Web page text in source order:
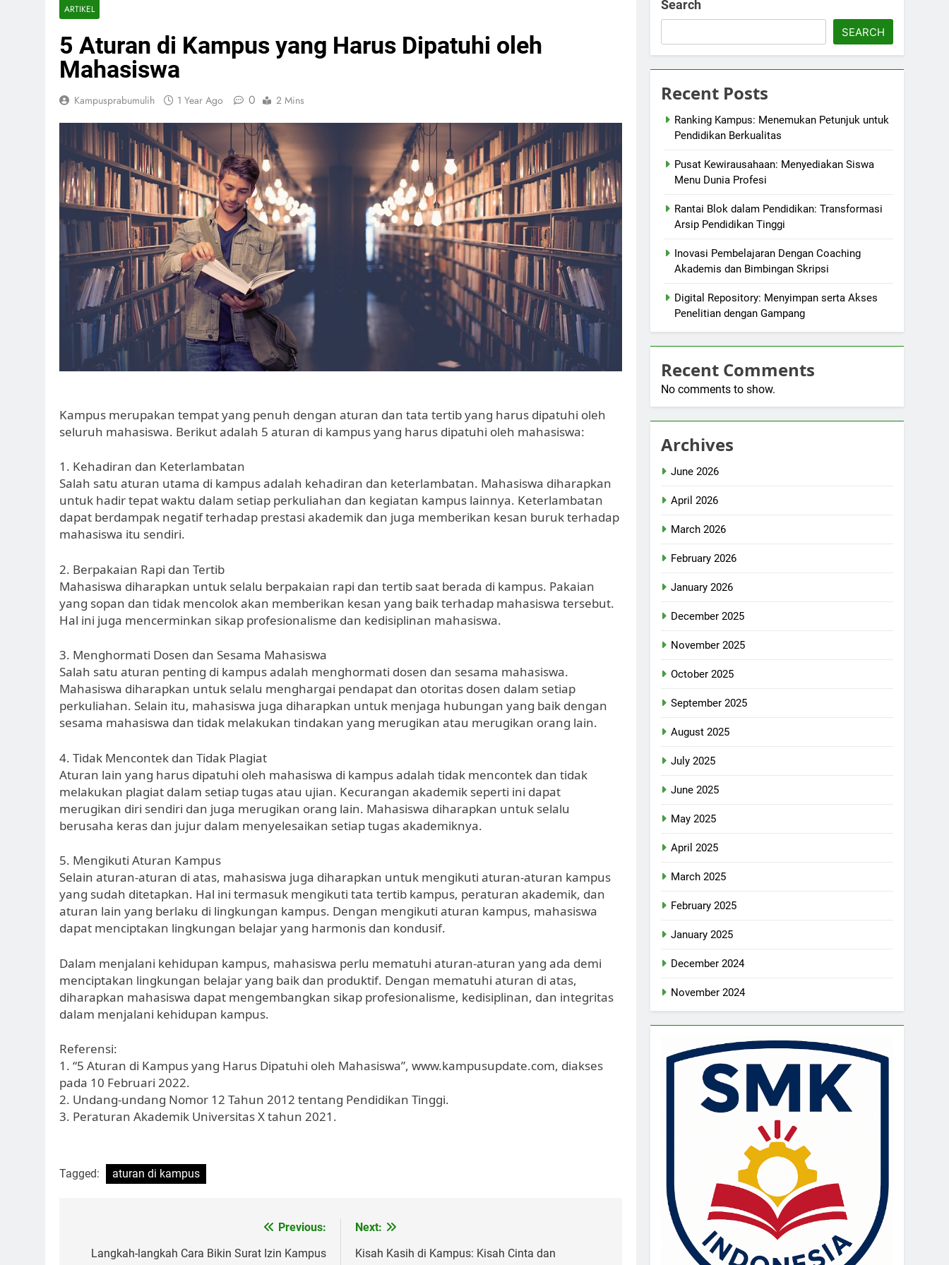
ARTIKEL
5 Aturan di Kampus yang Harus Dipatuhi oleh
Mahasiswa
Kampusprabumulih 1 Year Ago 0 2 Mins
Kampus merupakan tempat yang penuh dengan aturan dan tata tertib yang harus dipatuhi oleh
seluruh mahasiswa. Berikut adalah 5 aturan di kampus yang harus dipatuhi oleh mahasiswa:
1. Kehadiran dan Keterlambatan
Salah satu aturan utama di kampus adalah kehadiran dan keterlambatan. Mahasiswa diharapkan
untuk hadir tepat waktu dalam setiap perkuliahan dan kegiatan kampus lainnya. Keterlambatan
dapat berdampak negatif terhadap prestasi akademik dan juga memberikan kesan buruk terhadap
mahasiswa itu sendiri.
2. Berpakaian Rapi dan Tertib
Mahasiswa diharapkan untuk selalu berpakaian rapi dan tertib saat berada di kampus. Pakaian
yang sopan dan tidak mencolok akan memberikan kesan yang baik terhadap mahasiswa tersebut.
Hal ini juga mencerminkan sikap profesionalisme dan kedisiplinan mahasiswa.
3. Menghormati Dosen dan Sesama Mahasiswa
Salah satu aturan penting di kampus adalah menghormati dosen dan sesama mahasiswa.
Mahasiswa diharapkan untuk selalu menghargai pendapat dan otoritas dosen dalam setiap
perkuliahan. Selain itu, mahasiswa juga diharapkan untuk menjaga hubungan yang baik dengan
sesama mahasiswa dan tidak melakukan tindakan yang merugikan atau merugikan orang lain.
4. Tidak Mencontek dan Tidak Plagiat
Aturan lain yang harus dipatuhi oleh mahasiswa di kampus adalah tidak mencontek dan tidak
melakukan plagiat dalam setiap tugas atau ujian. Kecurangan akademik seperti ini dapat
merugikan diri sendiri dan juga merugikan orang lain. Mahasiswa diharapkan untuk selalu
berusaha keras dan jujur dalam menyelesaikan setiap tugas akademiknya.
5. Mengikuti Aturan Kampus
Selain aturan-aturan di atas, mahasiswa juga diharapkan untuk mengikuti aturan-aturan kampus
yang sudah ditetapkan. Hal ini termasuk mengikuti tata tertib kampus, peraturan akademik, dan
aturan lain yang berlaku di lingkungan kampus. Dengan mengikuti aturan kampus, mahasiswa
dapat menciptakan lingkungan belajar yang harmonis dan kondusif.
Dalam menjalani kehidupan kampus, mahasiswa perlu mematuhi aturan-aturan yang ada demi
menciptakan lingkungan belajar yang baik dan produktif. Dengan mematuhi aturan di atas,
diharapkan mahasiswa dapat mengembangkan sikap profesionalisme, kedisiplinan, dan integritas
dalam menjalani kehidupan kampus.
Referensi:
1. “5 Aturan di Kampus yang Harus Dipatuhi oleh Mahasiswa”, www.kampusupdate.com, diakses
pada 10 Februari 2022.
2. Undang-undang Nomor 12 Tahun 2012 tentang Pendidikan Tinggi.
3. Peraturan Akademik Universitas X tahun 2021.
Tagged: aturan di kampus
navigation
Previous:
Langkah-langkah Cara Bikin Surat Izin Kampus
Next:
Kisah Kasih di Kampus: Kisah Cinta dan
Search
SEARCH
Recent Posts
Ranking Kampus: Menemukan Petunjuk untuk
Pendidikan Berkualitas
Pusat Kewirausahaan: Menyediakan Siswa
Menu Dunia Profesi
Rantai Blok dalam Pendidikan: Transformasi
Arsip Pendidikan Tinggi
Inovasi Pembelajaran Dengan Coaching
Akademis dan Bimbingan Skripsi
Digital Repository: Menyimpan serta Akses
Penelitian dengan Gampang
Recent Comments
No comments to show.
Archives
June 2026
April 2026
March 2026
February 2026
January 2026
December 2025
November 2025
October 2025
September 2025
August 2025
July 2025
June 2025
May 2025
April 2025
March 2025
February 2025
January 2025
December 2024
November 2024